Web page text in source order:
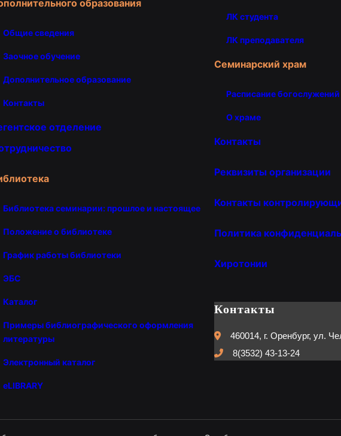
образования
Общие сведения
Заочное обучение
Дополнительное образование
Контакты
отделение
Библиотека семинарии: прошлое и настоящее
Положение о библиотеке
График работы библиотеки
ЭБС
Каталог
Примеры библиографического оформления
литературы
Электронный каталог
eLIBRARY
ЛК студента
ЛК преподавателя
Семинарский храм
Расписание богослужений
О храме
Контакты
Реквизиты организации
Контакты
Политика
Хиротонии
Контакты
460014, г. Оренбург, ул.
8(3532) 43-13-24